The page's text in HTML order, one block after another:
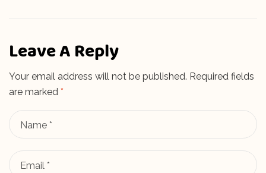
Leave A Reply
Your email address will not be published. Required fields
are marked *